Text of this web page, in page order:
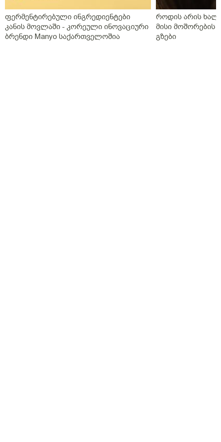
გვგონია დ ვიტამია გამოიწვიაო მარა ვირუსიც
ქონდა,ვაგოსტაბილი თავის ტკივილისთვის,თქვენ რას
გვირჩევთ?როგორც გვითხარით ონლაინ ისე მიდის
ყველაფერი და ხალხს შეხება აქვთ პირდაპირ
ფერმენტირებული ინგრედიენტები
კანის მოვლაში - კორეული ინოვაციური
ბრენდი Manyo საქართველოშია
როდის არის
მისი მოშორების
გზები